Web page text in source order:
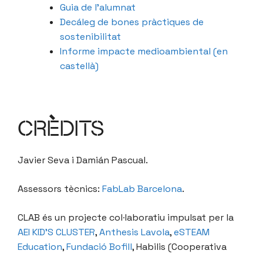
Guia de l’alumnat
Decáleg de bones pràctiques de
sostenibilitat
Informe impacte medioambiental (en
castellà)
CRÈDITS
Javier Seva i Damián Pascual.
Assessors tècnics: FabLab Barcelona.
CLAB és un projecte col·laboratiu impulsat per la
AEI KID’S CLUSTER,Anthesis Lavola,eSTEAM
Education,Fundació Bofill, Habilis (Cooperativa